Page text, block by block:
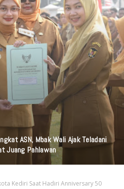
Salurkan Bantuan TJSL Senilai
Pendidikan, Pelestarian
Dan Disabilitas
Kediri Saat Hadiri Anniversary 50